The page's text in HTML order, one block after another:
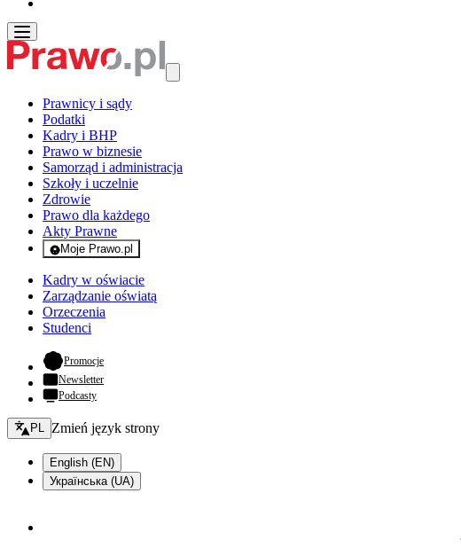
Prawnicy i sądy
Podatki
Kadry i BHP
Prawo w biznesie
Samorząd i administracja
Szkoły i uczelnie
Zdrowie
Prawo dla każdego
Akty Prawne
Moje Prawo.pl
- rejestracja i logowanie do serwisu
Kadry w oświacie
Zarządzanie oświatą
Orzeczenia
Studenci
Promocje- otwiera się w nowej karcie
Newsletter
Podcasty
Zmień język - bieżący:
PL Zmień język strony
English (EN)
Українська (UA)